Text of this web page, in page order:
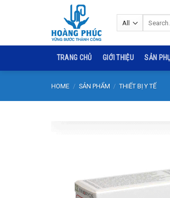
TRANG CHỦ GIỚI THIỆU SẢN
HOME / SẢN PHẨM / THIẾT BỊ Y TẾ